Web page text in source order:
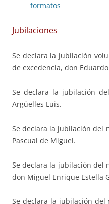
formatos
Jubilaciones
Se declara la jubilación
de excedencia, don
Se declara la jubilación
Argüelles Luis.
Se declara la jubilación del
Pascual de Miguel.
Se declara la jubilación del
don Miguel Enrique Estella
Se declara la jubilación del